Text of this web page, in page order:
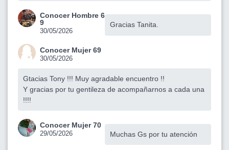
Conocer Hombre 6
9
30/05/2026
Gracias Tanita.
Conocer Mujer 69
30/05/2026
Gtacias Tony !!! Muy agradable encuentro !!
Y gracias por tu gentileza de acompañarnos a cada una
!!!!
Conocer Mujer 70
29/05/2026 Muchas Gs por tu atención